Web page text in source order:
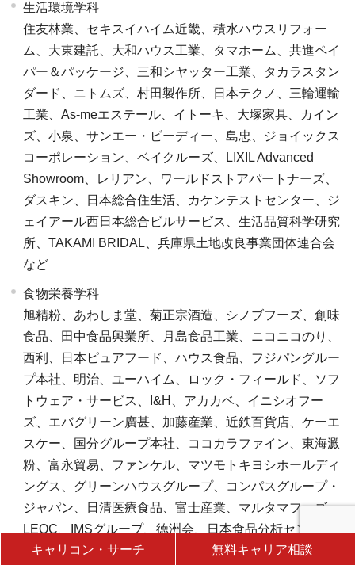
キャリコン・サーチ 無料キャリア相談
生活環境学科
住友林業、セキスイハイム近畿、積水ハウスリフォー
ム、大東建託、大和ハウス工業、タマホーム、共進ペイ
パー＆パッケージ、三和シヤッター工業、タカラスタン
ダード、ニトムズ、村田製作所、日本テクノ、三輪運輸
工業、As-meエステール、イトーキ、大塚家具、カイン
ズ、小泉、サンエー・ビーディー、島忠、ジョイックス
コーポレーション、ベイクルーズ、LIXIL Advanced
Showroom、レリアン、ワールドストアパートナーズ、
ダスキン、日本総合住生活、カケンテストセンター、ジ
ェイアール西日本総合ビルサービス、生活品質科学研究
所、TAKAMI BRIDAL、兵庫県土地改良事業団体連合会
など
食物栄養学科
旭精粉、あわしま堂、菊正宗酒造、シノブフーズ、創味
食品、田中食品興業所、月島食品工業、ニコニコのり、
西利、日本ピュアフード、ハウス食品、フジパングルー
プ本社、明治、ユーハイム、ロック・フィールド、ソフ
トウェア・サービス、I&H、アカカベ、イニシオフー
ズ、エバグリーン廣甚、加藤産業、近鉄百貨店、ケーエ
スケー、国分グループ本社、ココカラファイン、東海澱
粉、富永貿易、ファンケル、マツモトキヨシホールディ
ングス、グリーンハウスグループ、コンパスグループ・
ジャパン、日清医療食品、富士産業、マルタマフーズ、
LEOC、IMSグループ、徳洲会、日本食品分析センタ
ー、公立学校教員（大阪府、兵庫県、奈良県、高知